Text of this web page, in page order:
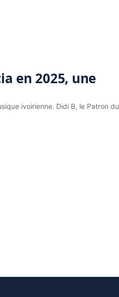
en 2025, une
ivoirienne. Didi B, le Patron du